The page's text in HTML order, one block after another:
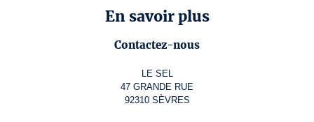
En savoir plus
Contactez-nous
LE SEL
47 GRANDE RUE
92310 SÈVRES